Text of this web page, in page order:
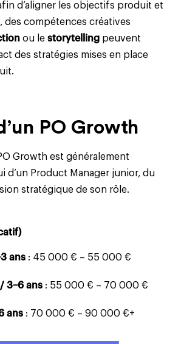
d’aligner les objectifs produit et
des compétences créatives
ou lestorytelling peuvent
des stratégies mises en place
PO Growth
Growth est généralement
d’un Product Manager junior, du
stratégique de son rôle.
ans: 45 000 € – 55 000 €
3–6 ans: 55 000 € – 70 000 €
ans: 70 000 € – 90 000 €+